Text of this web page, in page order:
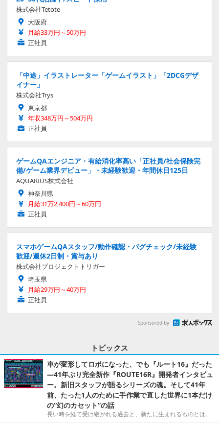
株式会社Tetote
大阪府
月給33万円～50万円
正社員
「中途」イラストレーター「ゲームイラスト」「2DCGデザ
イナー」
株式会社Trys
東京都
年収348万円～504万円
正社員
ゲームQAエンジニア・有給消化率高い「正社員/社会保険完
備/ゲーム業界デビュー」・未経験歓迎・年間休日125日
AQUARIUS株式会社
神奈川県
月給31万2,400円～60万円
正社員
スマホゲームQAスタッフ/動作確認・バグチェック/未経験
歓迎/週休2日制・賞与あり
株式会社プロジェクトトリガー
埼玉県
月給29万円～40万円
正社員
Sponsored by
トピックス
車が変形してロボになった、でも『ルート16』だった
―41年ぶり完全新作『ROUTE16R』開発者インタビュ
ー。新旧スタッフが語るシリーズの魂。そして41年
前、たった1人のために手作業で直した世界に1本だけ
の“幻のカセット”の話
長い時を経て受け継がれる過去と、新たに生まれるものとは。